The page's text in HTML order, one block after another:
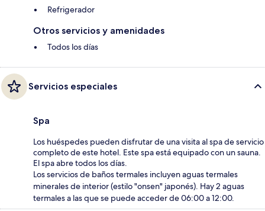
Refrigerador
Otros servicios y amenidades
Todos los días
Servicios especiales
Spa
Los huéspedes pueden disfrutar de una visita al spa de servicio
completo de este hotel. Este spa está equipado con un sauna.
El spa abre todos los días.
Los servicios de baños termales incluyen aguas termales
minerales de interior (estilo "onsen" japonés). Hay 2 aguas
termales a las que se puede acceder de 06:00 a 12:00.